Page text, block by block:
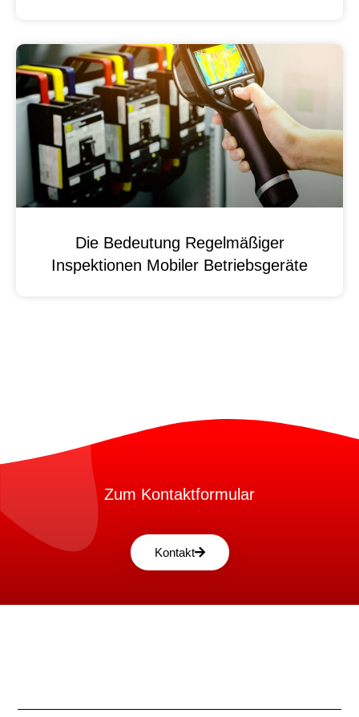
Die Bedeutung Regelmäßiger
Inspektionen Mobiler Betriebsgeräte
Zum Kontaktformular
Kontakt